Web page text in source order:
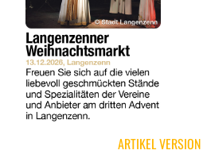
ARTIKEL